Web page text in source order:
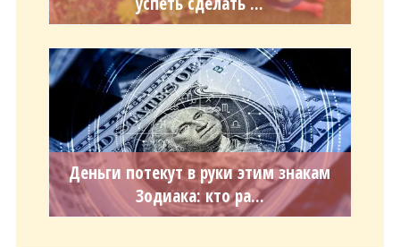
Деньги потекут в руки этим знакам
Зодиака: кто ра...